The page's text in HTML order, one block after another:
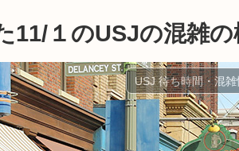
11/１のUSJの混雑の
USJ 待ち時間・混雑